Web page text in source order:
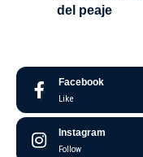
del peaje
Facebook
Like
Instagram
Follow